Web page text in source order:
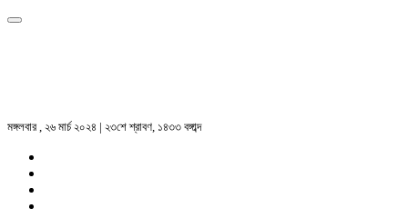
মঙ্গলবার , ২৬ মার্চ ২০২৪ | ২৩শে শ্রাবণ, ১৪৩৩ বঙ্গাব্দ